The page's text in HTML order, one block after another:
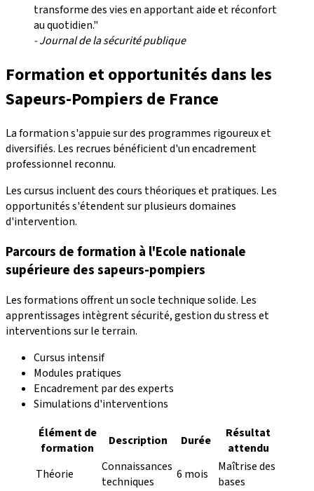
transforme des vies en apportant aide et réconfort
au quotidien."
- Journal de la sécurité publique
Formation et opportunités dans les
Sapeurs-Pompiers de France
La formation s'appuie sur des programmes rigoureux et
diversifiés. Les recrues bénéficient d'un encadrement
professionnel reconnu.
Les cursus incluent des cours théoriques et pratiques. Les
opportunités s'étendent sur plusieurs domaines
d'intervention.
Parcours de formation à l'Ecole nationale
supérieure des sapeurs-pompiers
Les formations offrent un socle technique solide. Les
apprentissages intègrent sécurité, gestion du stress et
interventions sur le terrain.
Cursus intensif
Modules pratiques
Encadrement par des experts
Simulations d'interventions
Élément de
formation
Description Durée
Résultat
attendu
Théorie
Connaissances
techniques
6 mois
Maîtrise des
bases